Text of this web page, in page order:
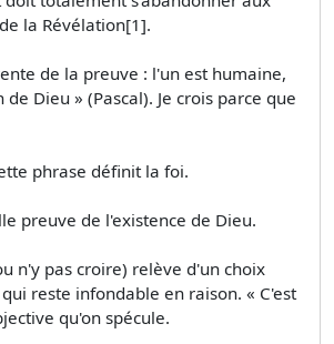
la Révélation[1].
de la preuve : l'un est humaine,
Dieu » (Pascal). Je crois parce que
phrase définit la foi.
preuve de l'existence de Dieu.
n'y pas croire) relève d'un choix
reste infondable en raison. « C'est
qu'on spécule.